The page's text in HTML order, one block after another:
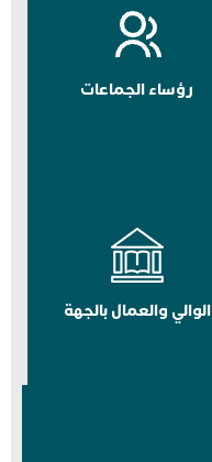
رؤساء الجماعات
الوالي والعمال بالجهة